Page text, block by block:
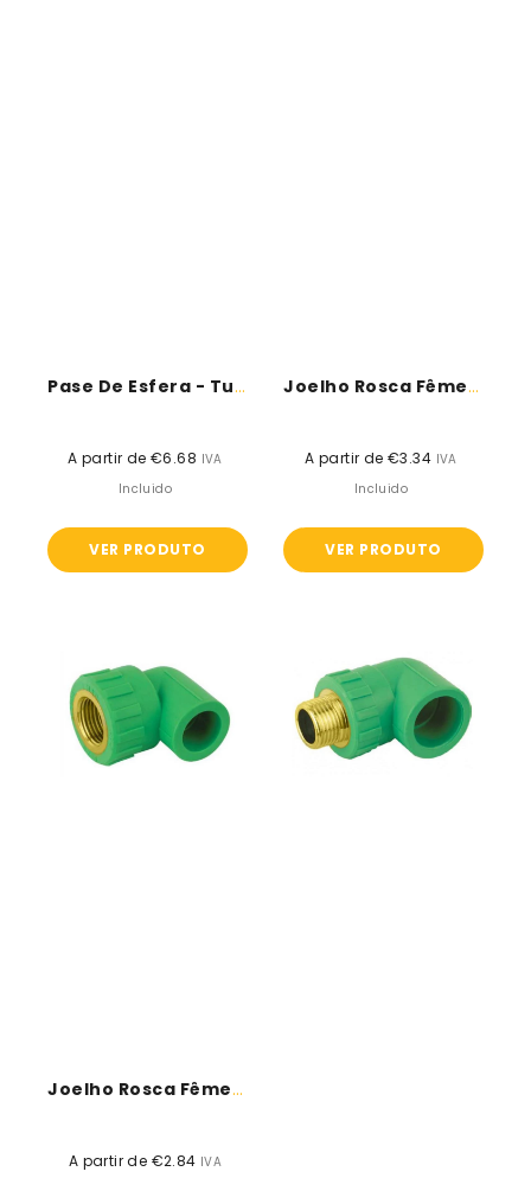
Pase De Esfera - Tubo PPR
Preço
normal
A partir de €6.68 IVA
Incluido
VER PRODUTO
Joelho Rosca Fêmea C/ Pater -...
Preço
normal
A partir de €3.34 IVA
Incluido
VER PRODUTO
Fêmea
Tubo
PPR
Joelho Rosca Fêmea - Tubo PPR
Preço
A partir de €2.84 IVA
Macho
-
Tubo
PPR